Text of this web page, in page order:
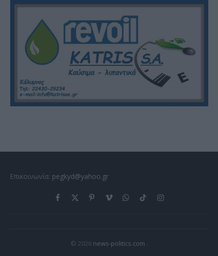
Επικοινωνία: pegkyd@yahoo.gr
Facebook
X
PinterestVimeoWhatsApp
TikTokInstagram
© 2026 news-politics.com .